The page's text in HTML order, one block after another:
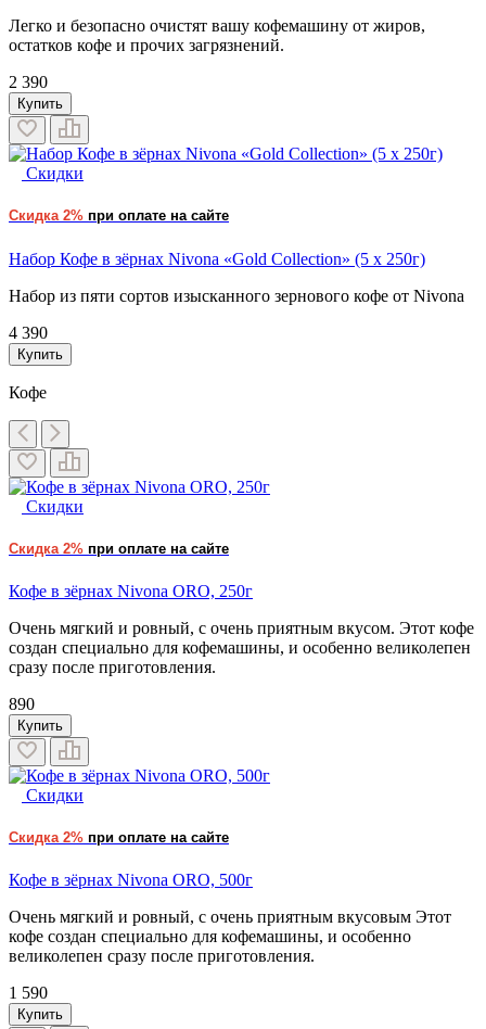
Легко и безопасно очистят вашу кофемашину от жиров,
остатков кофе и прочих загрязнений.
2 390
Купить
Скидки
Скидка 2% при оплате на сайте
Набор Кофе в зёрнах Nivona «Gold Collection» (5 x 250г)
Набор из пяти сортов изысканного зернового кофе от Nivona
4 390
Купить
Кофе
Скидки
Скидка 2% при оплате на сайте
Кофе в зёрнах Nivona ORO, 250г
Очень мягкий и ровный, с очень приятным вкусом. Этот кофе
создан специально для кофемашины, и особенно великолепен
сразу после приготовления.
890
Купить
Скидки
Скидка 2% при оплате на сайте
Кофе в зёрнах Nivona ORO, 500г
Очень мягкий и ровный, с очень приятным вкусовым Этот
кофе создан специально для кофемашины, и особенно
великолепен сразу после приготовления.
1 590
Купить